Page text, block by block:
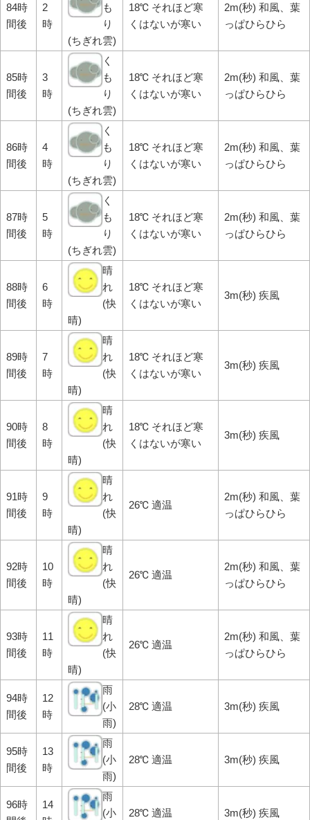
84時
間後
2
時
も
り
(ちぎれ雲)
18℃ それほど寒
くはないが寒い
2m(秒) 和風、葉
っぱひらひら
85時
間後
3
時
く
も
り
(ちぎれ雲)
18℃ それほど寒
くはないが寒い
2m(秒) 和風、葉
っぱひらひら
86時
間後
4
時
く
も
り
(ちぎれ雲)
18℃ それほど寒
くはないが寒い
2m(秒) 和風、葉
っぱひらひら
87時
間後
5
時
く
も
り
(ちぎれ雲)
18℃ それほど寒
くはないが寒い
2m(秒) 和風、葉
っぱひらひら
88時
間後
6
時
晴
れ
(快
晴)
18℃ それほど寒
くはないが寒い
3m(秒) 疾風
89時
間後
7
時
晴
れ
(快
晴)
18℃ それほど寒
くはないが寒い
3m(秒) 疾風
90時
間後
8
時
晴
れ
(快
晴)
18℃ それほど寒
くはないが寒い
3m(秒) 疾風
91時
間後
9
時
晴
れ
(快
晴)
26℃ 適温
2m(秒) 和風、葉
っぱひらひら
92時
間後
10
時
晴
れ
(快
晴)
26℃ 適温
2m(秒) 和風、葉
っぱひらひら
93時
間後
11
時
晴
れ
(快
晴)
26℃ 適温
2m(秒) 和風、葉
っぱひらひら
94時
間後
12
時
雨
(小
雨)
28℃ 適温 3m(秒) 疾風
95時
間後
13
時
雨
(小
雨)
28℃ 適温 3m(秒) 疾風
96時
14
雨
(小
28℃ 適温 3m(秒) 疾風